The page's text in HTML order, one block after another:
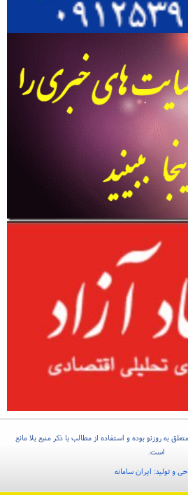
به روزنو بوده و استفاده از مطالب با ذکر منبع بلا مانع
است.
و تولید: ایران سامانه